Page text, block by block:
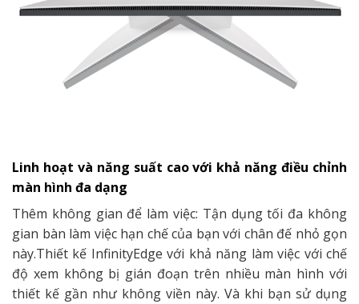
Linh hoạt và năng suất cao với khả năng điều chỉnh
màn hình đa dạng
Thêm không gian để làm việc: Tận dụng tối đa không
gian bàn làm việc hạn chế của bạn với chân đế nhỏ gọn
này.Thiết kế InfinityEdge với khả năng làm việc với chế
độ xem không bị gián đoạn trên nhiều màn hình với
thiết kế gần như không viền này. Và khi bạn sử dụng